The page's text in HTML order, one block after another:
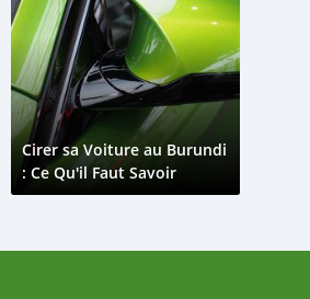
Cirer sa Voiture au Burundi
: Ce Qu'il Faut Savoir